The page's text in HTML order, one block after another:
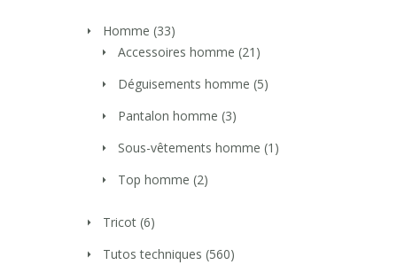
Homme (33)
Accessoires homme (21)
Déguisements homme (5)
Pantalon homme (3)
Sous-vêtements homme (1)
Top homme (2)
Tricot (6)
Tutos techniques (560)